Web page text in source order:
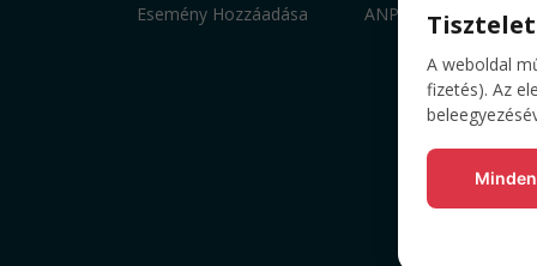
Esemény Hozzáadása
ANPC
A weboldal
fizetés). Az